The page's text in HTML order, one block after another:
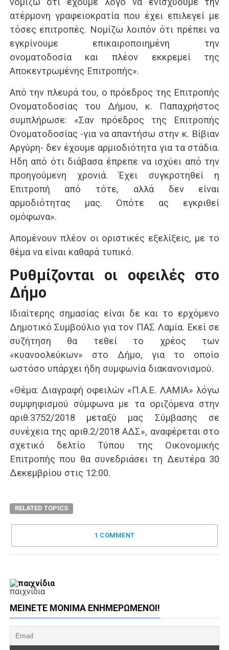
ατέρμονη γραφειοκρατία που έχει επιλεγεί με
τόσες επιτροπές. Νομίζω λοιπόν ότι πρέπει να
εγκρίνουμε επικαιροποιημένη την
ονοματοδοσία και πλέον εκκρεμεί της
Αποκεντρωμένης Επιτροπής».
Από την πλευρά του, ο πρόεδρος της Επιτροπής
Ονοματοδοσίας του Δήμου, κ. Παπαχρήστος
συμπλήρωσε: «Σαν πρόεδρος της Επιτροπής
Ονοματοδοσίας -για να απαντήσω στην κ. Βίβιαν
Αργύρη- δεν έχουμε αρμιοδιότητα για τα στάδια.
Ήδη από ότι διάβασα έπρεπε να ισχύει από την
προηγούμενη χρονιά. Έχει συγκροτηθεί η
Επιτροπή από τότε, αλλά δεν είναι
αρμοδιότητας μας. Οπότε ας εγκριθεί
ομόφωνα».
Απομένουν πλέον οι οριστικές εξελίξεις, με το
θέμα να είναι καθαρά τυπικό.
Ρυθμίζονται οι οφειλές στο
Δήμο
Ιδιαίτερης σημασίας είναι δε και το ερχόμενο
Δημοτικό Συμβούλιο για τον ΠΑΣ Λαμία. Εκεί σε
συζήτηση θα τεθεί το χρέος των
«κυανοολεύκων» στο Δήμο, για το οποίο
ωστόσο υπάρχει ήδη συμφωνία διακανονισμού.
«Θέμα: Διαγραφή οφειλών «Π.Α.Ε. ΛΑΜΙΑ» λόγω
συμψηφισμού σύμφωνα με τα οριζόμενα στην
αριθ.3752/2018 μεταξύ μας Σύμβασης σε
συνέχεια της αριθ.2/2018 ΑΔΣ», αναφέρεται στο
σχετικό δελτίο Τύπου της Οικονομικής
Επιτροπής που θα συνεδριάσει τη Δευτέρα 30
Δεκεμβρίου στις 12:00.
RELATED TOPICS
1 COMMENT
παιχνίδια
ΜΕΊΝΕΤΕ ΜΌΝΙΜΑ ΕΝΗΜΕΡΏΜΕΝΟΙ!